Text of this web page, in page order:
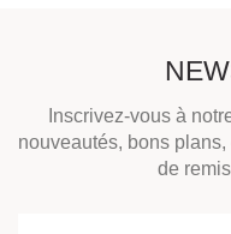
Inscrivez-vous à
nouveautés, bons
de